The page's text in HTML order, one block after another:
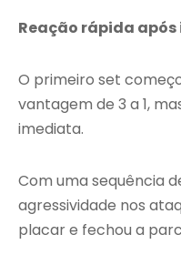
Reação rápida
O primeiro set
vantagem de 3 a 1,
imediata.
Com uma sequência
agressividade nos
placar e fechou a